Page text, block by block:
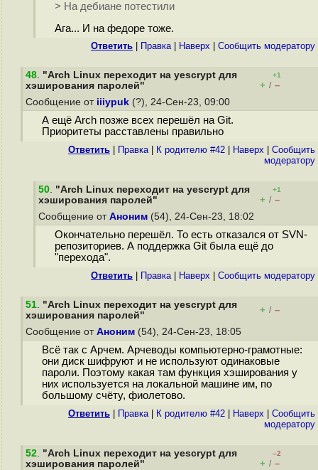
> На дебиане потестили
Ага... И на федоре тоже.
Ответить Правка| Наверх Cообщить модератору
48. "Arch Linux переходит на yescrypt для
хэширования паролей"
+1
+ / –
Сообщение от iiiypuk (?), 24-Сен-23, 09:00
А ещё Arch позже всех перешёл на Git.
Приоритеты расставлены правильно
Ответить Правка| К родителю #42 Наверх
Cообщить
модератору
50. "Arch Linux переходит на yescrypt для
хэширования паролей"
+1
+ / –
Сообщение от Аноним (54), 24-Сен-23, 18:02
Окончательно перешёл. То есть отказался от SVN-
репозиториев. А поддержка Git была ещё до
"перехода".
Ответить Правка| Наверх Cообщить модератору
51. "Arch Linux переходит на yescrypt для
хэширования паролей"
+ / –
Сообщение от Аноним (54), 24-Сен-23, 18:05
Всё так с Арчем. Арчеводы компьютерно-грамотные:
они диск шифруют и не используют одинаковые
пароли. Поэтому какая там функция хэширования у
них используется на локальной машине им, по
большому счёту, фиолетово.
Ответить Правка| К родителю #42 Наверх
Cообщить
модератору
52. "Arch Linux переходит на yescrypt для
хэширования паролей"
–2
+ / –